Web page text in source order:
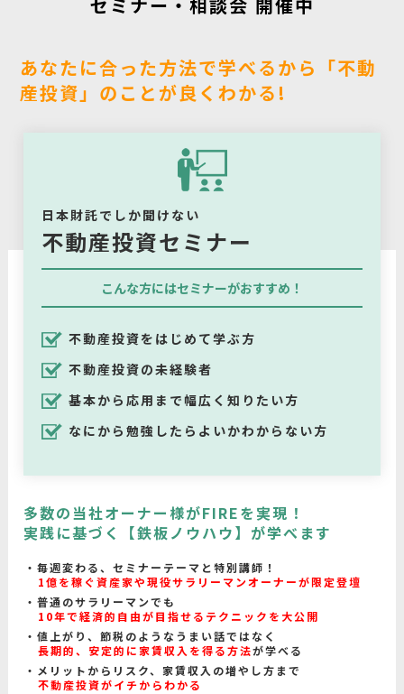
あなたに合った方法で学べるから「不動
産投資」のことが良くわかる!
日本財託でしか聞けない
不動産投資セミナー
こんな方にはセミナーがおすすめ！
不動産投資をはじめて学ぶ方
不動産投資の未経験者
基本から応用まで幅広く知りたい方
なにから勉強したらよいかわからない方
多数の当社オーナー様がFIREを実現！
実践に基づく【鉄板ノウハウ】が学べます
毎週変わる、セミナーテーマと特別講師！
1億を稼ぐ資産家や現役サラリーマンオーナーが限定登壇
普通のサラリーマンでも
10年で経済的自由が目指せるテクニックを大公開
値上がり、節税のようなうまい話ではなく
長期的、安定的に家賃収入を得る方法が学べる
メリットからリスク、家賃収入の増やし方まで
不動産投資がイチからわかる